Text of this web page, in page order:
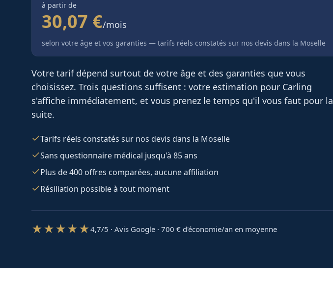
à partir de
30,07 €/mois
selon votre âge et vos garanties — tarifs réels constatés sur nos devis dans la Moselle
Votre tarif dépend surtout de votre âge et des garanties que vous
choisissez. Trois questions suffisent : votre estimation pour Carling
s'affiche immédiatement, et vous prenez le temps qu'il vous faut pour la
suite.
Tarifs réels constatés sur nos devis dans la Moselle
Sans questionnaire médical jusqu'à 85 ans
Plus de 400 offres comparées, aucune affiliation
Résiliation possible à tout moment
★★★★★4,7/5 · Avis Google · 700 € d'économie/an en moyenne